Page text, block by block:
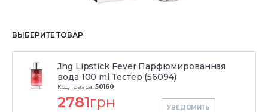
ВЫБЕРИТЕ ТОВАР
Jhg Lipstick Fever Парфюмированная
вода 100 ml Тестер (56094)
Код товара: 50160
2781грн УВЕДОМИТЬ